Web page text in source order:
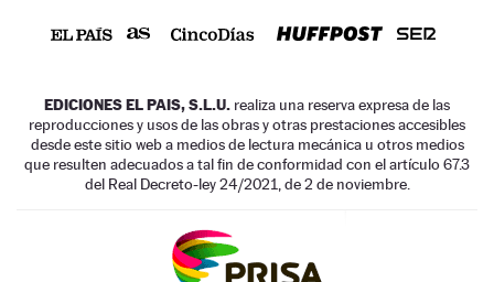
EDICIONES EL PAIS, S.L.U. realiza una reserva expresa de las
reproducciones y usos de las obras y otras prestaciones accesibles
desde este sitio web a medios de lectura mecánica u otros medios
que resulten adecuados a tal fin de conformidad con el artículo 67.3
del Real Decreto-ley 24/2021, de 2 de noviembre.